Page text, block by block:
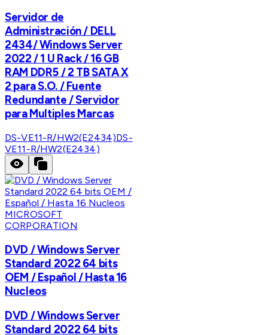
Servidor de
Administración / DELL
2434/ Windows Server
2022 / 1 U Rack / 16 GB
RAM DDR5 / 2 TB SATA X
2 para S.O. / Fuente
Redundante / Servidor
para Multiples Marcas
DS-VE11-R/HW2(E2434)DS-
VE11-R/HW2(E2434)
MICROSOFT
CORPORATION
DVD / Windows Server
Standard 2022 64 bits
OEM / Español / Hasta 16
Nucleos
DVD / Windows Server
Standard 2022 64 bits